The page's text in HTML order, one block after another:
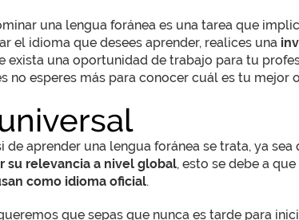
una lengua foránea es una tarea que
el idioma que desees aprender, realices una
exista una oportunidad de trabajo para tu
no esperes más para conocer cuál es tu mejor
de aprender una lengua foránea se trata, ya
su relevancia a nivel global, esto se debe a
como idioma oficial.
que sepas que nunca es tarde para